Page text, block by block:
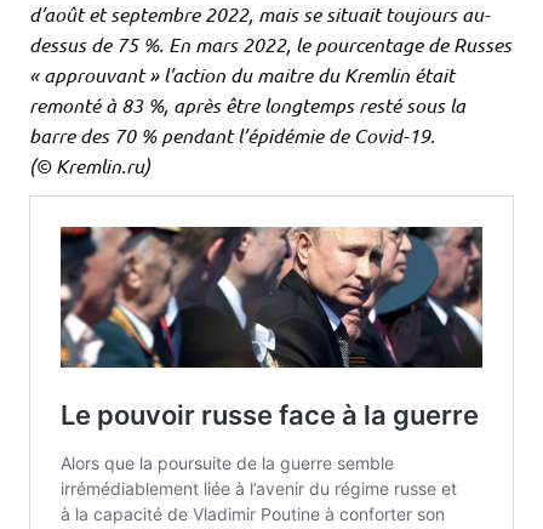
d’août et septembre 2022, mais se situait toujours au-
dessus de 75 %. En mars 2022, le pourcentage de Russes
« approuvant » l’action du maitre du Kremlin était
remonté à 83 %, après être longtemps resté sous la
barre des 70 % pendant l’épidémie de Covid-19.
(© Kremlin​.ru)